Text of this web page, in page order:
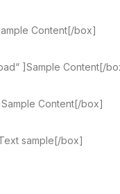
Content[/box]
]Sample Content[/
Content[/box]
sample[/box]